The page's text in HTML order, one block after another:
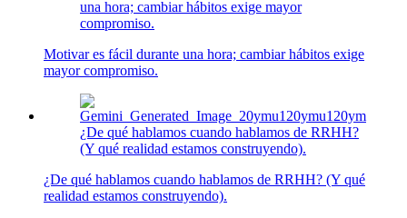
una hora; cambiar hábitos exige mayor
compromiso.
Motivar es fácil durante una hora; cambiar hábitos exige
mayor compromiso.
¿De qué hablamos cuando hablamos de RRHH?
(Y qué realidad estamos construyendo).
¿De qué hablamos cuando hablamos de RRHH? (Y qué
realidad estamos construyendo).